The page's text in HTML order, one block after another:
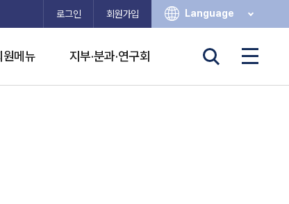
로그인 회원가입 Language
원메뉴 지부·분과·연구회